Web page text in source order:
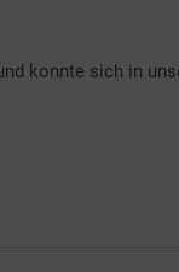
konnte sich in